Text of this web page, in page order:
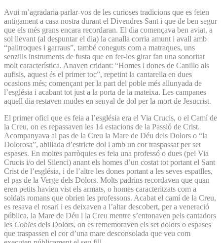
Avui m’agradaria parlar-vos de les curioses tradicions que es feien
antigament a casa nostra durant el Divendres Sant i que de ben segur
que els més grans encara recordaran. El dia començava ben aviat, a
sol llevant (al despuntar el dia) la canalla corria amunt i avall amb
“palitroques i garraus”, també coneguts com a matraques, uns
senzills instruments de fusta que en fer-los girar fan una sonoritat
molt característica. Anaven cridant: “Homes i dones de Canillo als
aufisis, aquest és el primer toc”, repetint la cantarella en dues
ocasions més; començant per la part del poble més allunyada de
l’església i acabant tot just a la porta de la mateixa. Les campanes
aquell dia restaven mudes en senyal de dol per la mort de Jesucrist.
El primer ofici que es feia a l’església era el Via Crucis, o el Camí de
la Creu, on es repassaven les 14 estacions de la Passió de Crist.
Acompanyava al pas de la Creu la Mare de Déu dels Dolors o “la
Dolorosa”, abillada d’estricte dol i amb un cor traspassat per set
espases. En moltes parròquies es feia una professó o dues (pel Via
Crucis i/o del Silenci) anant els homes d’un costat tot portant el Sant
Crist de l’església, i de l’altre les dones portant a les seves espatlles,
el pas de la Verge dels Dolors. Molts padrins recordaven que quan
eren petits havien vist els armats, o homes caracteritzats com a
soldats romans que obrien les professons. Acabat el camí de la Creu,
es resava el rosari i es deixaven a l’altar descobert, per a veneració
pública, la Mare de Déu i la Creu mentre s’entonaven pels cantadors
les Cobles dels Dolors, on es rememoraven els set dolors o espases
que traspassen el cor d’una mare desconsolada que veu com